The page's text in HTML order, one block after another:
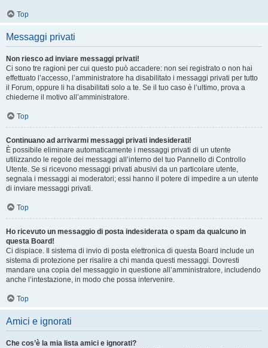
Top
Messaggi privati
Non riesco ad inviare messaggi privati!
Ci sono tre ragioni per cui questo può accadere: non sei registrato o non hai
effettuato l’accesso, l’amministratore ha disabilitato i messaggi privati per tutto
il Forum, oppure li ha disabilitati solo a te. Se il tuo caso è l’ultimo, prova a
chiederne il motivo all’amministratore.
Top
Continuano ad arrivarmi messaggi privati indesiderati!
È possibile eliminare automaticamente i messaggi privati ​​di un utente
utilizzando le regole dei messaggi all’interno del tuo Pannello di Controllo
Utente. Se si ricevono messaggi privati ​​abusivi da un particolare utente,
segnala i messaggi ai moderatori; essi hanno il potere di impedire a un utente
di inviare messaggi privati​​.
Top
Ho ricevuto un messaggio di posta indesiderata o spam da qualcuno in
questa Board!
Ci dispiace. Il sistema di invio di posta elettronica di questa Board include un
sistema di protezione per risalire a chi manda questi messaggi. Dovresti
mandare una copia del messaggio in questione all’amministratore, includendo
anche l’intestazione, in modo che possa intervenire.
Top
Amici e ignorati
Che cos’è la mia lista amici e ignorati?